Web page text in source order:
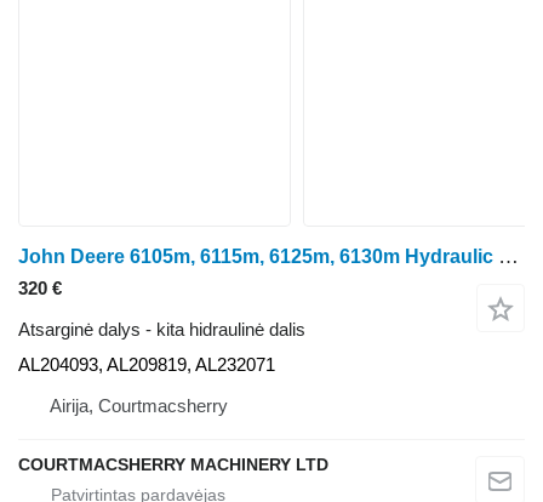
John Deere 6105m, 6115m, 6125m, 6130m Hydraulic Oil Pump Al204093, Al209819 AL204093 ratinio traktoriaus
320 €
Atsarginė dalys - kita hidraulinė dalis
AL204093, AL209819, AL232071
Airija, Courtmacsherry
COURTMACSHERRY MACHINERY LTD